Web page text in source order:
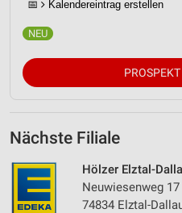
📅 Kalendereintrag erstellen
Nächste Filiale
Hölzer Elztal-
Neuwiesenweg 17
74834 Elztal-